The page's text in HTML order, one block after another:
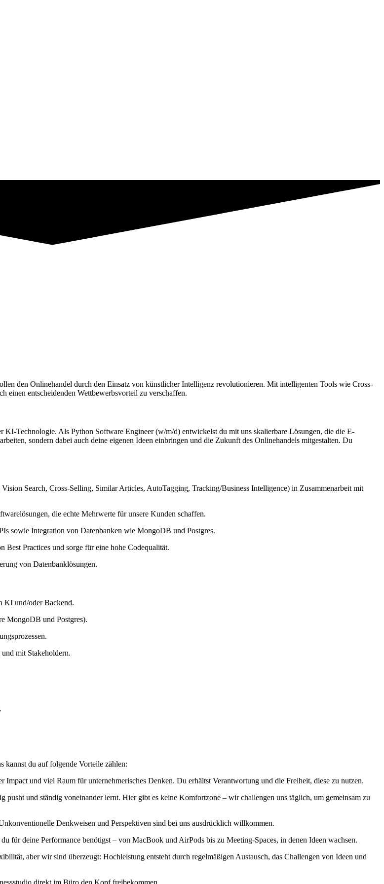
den Onlinehandel durch den Einsatz von künstlicher Intelligenz revolutionieren. Mit intelligenten Tools wie Cross-
einen entscheidenden Wettbewerbsvorteil zu verschaffen.
KI-Technologie. Als Python Software Engineer (w/m/d) entwickelst du mit uns skalierbare Lösungen, die die E-
sondern dabei auch deine eigenen Ideen einbringen und die Zukunft des Onlinehandels mitgestalten. Du
Search, Cross-Selling, Similar Articles, AutoTagging, Tracking/Business Intelligence) in Zusammenarbeit mit
die echte Mehrwerte für unsere Kunden schaffen.
sowie Integration von Datenbanken wie MongoDB und Postgres.
Practices und sorge für eine hohe Codequalität.
von Datenbanklösungen.
KI und/oder Backend.
MongoDB und Postgres).
mit Stakeholdern.
kannst du auf folgende Vorteile zählen:
und viel Raum für unternehmerisches Denken. Du erhältst Verantwortung und die Freiheit, diese zu nutzen.
pusht und ständig voneinander lernt. Hier gibt es keine Komfortzone – wir challengen uns täglich, um gemeinsam zu
Denkweisen und Perspektiven sind bei uns ausdrücklich willkommen.
für deine Performance benötigst – von MacBook und AirPods bis zu Meeting-Spaces, in denen Ideen wachsen.
aber wir sind überzeugt: Hochleistung entsteht durch regelmäßigen Austausch, das Challengen von Ideen und
direkt im Büro den Kopf freibekommen.